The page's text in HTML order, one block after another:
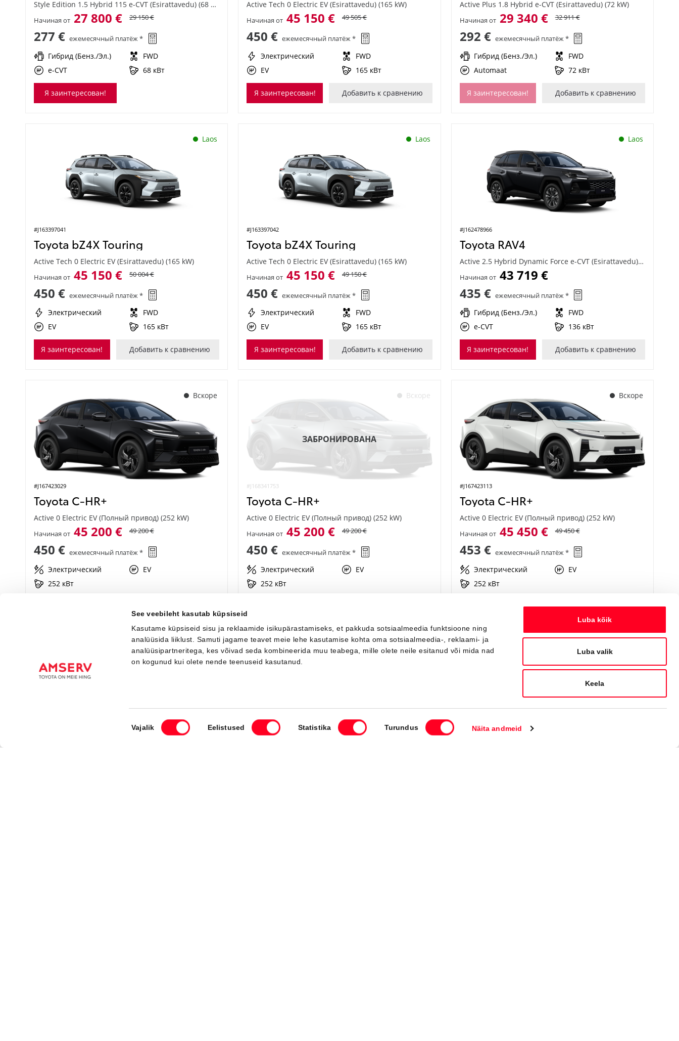
See veebileht kasutab küpsiseid
Kasutame küpsiseid sisu ja reklaamide isikupärastamiseks, et pakkuda sotsiaalmeedia funktsioone ning
analüüsida liiklust. Samuti jagame teavet meie lehe kasutamise kohta oma sotsiaalmeedia-, reklaami- ja
analüüsipartneritega, kes võivad seda kombineerida muu teabega, mille olete neile esitanud või mida nad
on kogunud kui olete nende teenuseid kasutanud.
Nõusoleku
valik
Vajalik Eelistused Statistika Turundus Näita andmeid
Luba kõik
Luba valik
Keela
Style Edition 1.5 Hybrid 115 e-CVT (Esirattavedu) (68 kW)
Начиная от 27 800 € 29 150 €
277 € ежемесячный платёж *
Гибрид (Бенз./Эл.)
FWD
e-CVT
68 кВт
Я заинтересован!
Active Tech 0 Electric EV (Esirattavedu) (165 kW)
Начиная от 45 150 € 49 505 €
450 € ежемесячный платёж *
Электрический
FWD
EV
165 кВт
Я заинтересован! Добавить к сравнению
Active Plus 1.8 Hybrid e-CVT (Esirattavedu) (72 kW)
Начиная от 29 340 € 32 911 €
292 € ежемесячный платёж *
Гибрид (Бенз./Эл.)
FWD
Automaat
72 кВт
Я заинтересован! Добавить к сравнению
Laos
#J163397041
Toyota bZ4X Touring
Active Tech 0 Electric EV (Esirattavedu) (165 kW)
Начиная от 45 150 € 50 004 €
450 € ежемесячный платёж *
Электрический
FWD
EV
165 кВт
Я заинтересован! Добавить к сравнению
Laos
#J163397042
Toyota bZ4X Touring
Active Tech 0 Electric EV (Esirattavedu) (165 kW)
Начиная от 45 150 € 49 150 €
450 € ежемесячный платёж *
Электрический
FWD
EV
165 кВт
Я заинтересован! Добавить к сравнению
Laos
#J162478966
Toyota RAV4
Active 2.5 Hybrid Dynamic Force e-CVT (Esirattavedu) (136 kW)
Начиная от 43 719 €
435 € ежемесячный платёж *
Гибрид (Бенз./Эл.)
FWD
e-CVT
136 кВт
Я заинтересован! Добавить к сравнению
Вскоре
#J167423029
Toyota C-HR+
Active 0 Electric EV (Полный привод) (252 kW)
Начиная от 45 200 € 49 200 €
450 € ежемесячный платёж *
Электрический
EV
252 кВт
Вскоре
#J168341753
ЗАБРОНИРОВАНА
Toyota C-HR+
Active 0 Electric EV (Полный привод) (252 kW)
Начиная от 45 200 € 49 200 €
450 € ежемесячный платёж *
Электрический
EV
252 кВт
Вскоре
#J167423113
Toyota C-HR+
Active 0 Electric EV (Полный привод) (252 kW)
Начиная от 45 450 € 49 450 €
453 € ежемесячный платёж *
Электрический
EV
252 кВт
Я заинтересован! Добавить к сравнению
Вскоре Вскоре